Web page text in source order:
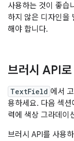
사용하는 것이 좋습
하지 않은 디자인을
해야 합니다.
브러시 API
TextField 에서
용하세요. 다음 섹
력에 색상 그라데이
브러시 API를 사용